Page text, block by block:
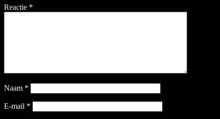
Reactie *
Naam *
E-mail *